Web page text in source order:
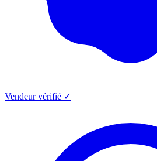
Vendeur vérifié ✓